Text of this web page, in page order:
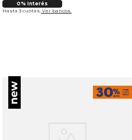
0% Interés
Hasta 3 cuotas. Ver bancos.